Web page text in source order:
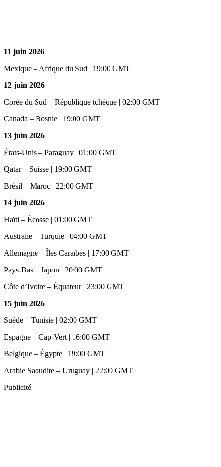
11 juin 2026
Mexique – Afrique du Sud | 19:00 GMT
12 juin 2026
Corée du Sud – République tchèque | 02:00 GMT
Canada – Bosnie | 19:00 GMT
13 juin 2026
États-Unis – Paraguay | 01:00 GMT
Qatar – Suisse | 19:00 GMT
Brésil – Maroc | 22:00 GMT
14 juin 2026
Haïti – Écosse | 01:00 GMT
Australie – Turquie | 04:00 GMT
Allemagne – Îles Caraïbes | 17:00 GMT
Pays-Bas – Japon | 20:00 GMT
Côte d’Ivoire – Équateur | 23:00 GMT
15 juin 2026
Suède – Tunisie | 02:00 GMT
Espagne – Cap-Vert | 16:00 GMT
Belgique – Égypte | 19:00 GMT
Arabie Saoudite – Uruguay | 22:00 GMT
Publicité